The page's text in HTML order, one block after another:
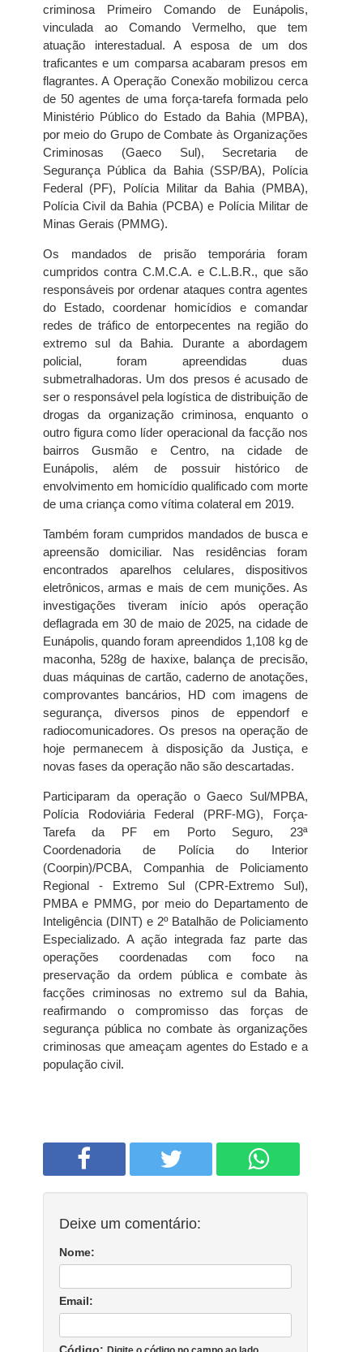
criminosa Primeiro Comando de Eunápolis,
vinculada ao Comando Vermelho, que tem
atuação interestadual. A esposa de um dos
traficantes e um comparsa acabaram presos em
flagrantes. A Operação Conexão mobilizou cerca
de 50 agentes de uma força-tarefa formada pelo
Ministério Público do Estado da Bahia (MPBA),
por meio do Grupo de Combate às Organizações
Criminosas (Gaeco Sul), Secretaria de
Segurança Pública da Bahia (SSP/BA), Polícia
Federal (PF), Polícia Militar da Bahia (PMBA),
Polícia Civil da Bahia (PCBA) e Polícia Militar de
Minas Gerais (PMMG).
Os mandados de prisão temporária foram
cumpridos contra C.M.C.A. e C.L.B.R., que são
responsáveis por ordenar ataques contra agentes
do Estado, coordenar homicídios e comandar
redes de tráfico de entorpecentes na região do
extremo sul da Bahia. Durante a abordagem
policial, foram apreendidas duas
submetralhadoras. Um dos presos é acusado de
ser o responsável pela logística de distribuição de
drogas da organização criminosa, enquanto o
outro figura como líder operacional da facção nos
bairros Gusmão e Centro, na cidade de
Eunápolis, além de possuir histórico de
envolvimento em homicídio qualificado com morte
de uma criança como vítima colateral em 2019.
Também foram cumpridos mandados de busca e
apreensão domiciliar. Nas residências foram
encontrados aparelhos celulares, dispositivos
eletrônicos, armas e mais de cem munições. As
investigações tiveram início após operação
deflagrada em 30 de maio de 2025, na cidade de
Eunápolis, quando foram apreendidos 1,108 kg de
maconha, 528g de haxixe, balança de precisão,
duas máquinas de cartão, caderno de anotações,
comprovantes bancários, HD com imagens de
segurança, diversos pinos de eppendorf e
radiocomunicadores. Os presos na operação de
hoje permanecem à disposição da Justiça, e
novas fases da operação não são descartadas.
Participaram da operação o Gaeco Sul/MPBA,
Polícia Rodoviária Federal (PRF-MG), Força-
Tarefa da PF em Porto Seguro, 23ª
Coordenadoria de Polícia do Interior
(Coorpin)/PCBA, Companhia de Policiamento
Regional - Extremo Sul (CPR-Extremo Sul),
PMBA e PMMG, por meio do Departamento de
Inteligência (DINT) e 2º Batalhão de Policiamento
Especializado. A ação integrada faz parte das
operações coordenadas com foco na
preservação da ordem pública e combate às
facções criminosas no extremo sul da Bahia,
reafirmando o compromisso das forças de
segurança pública no combate às organizações
criminosas que ameaçam agentes do Estado e a
população civil.
Deixe um comentário:
Nome:
Email: